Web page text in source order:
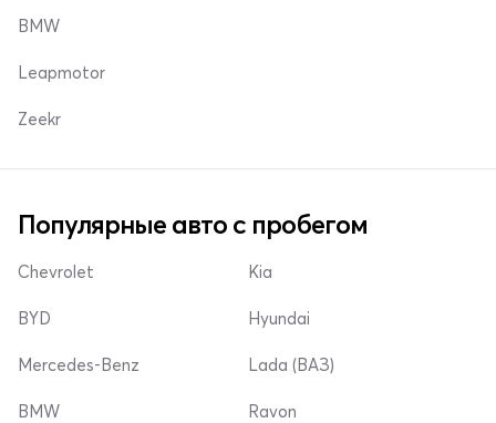
BMW
Leapmotor
Zeekr
Популярные авто с пробегом
Chevrolet
BYD
Mercedes-Benz
Kia
Hyundai
Lada (ВАЗ)
BMW Ravon